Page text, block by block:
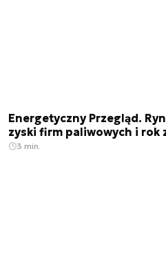
Energetyczny Przegląd.
zyski firm paliwowych i rok
3 min.